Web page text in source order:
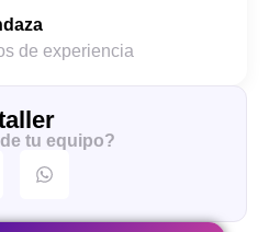
de experiencia
tu equipo?